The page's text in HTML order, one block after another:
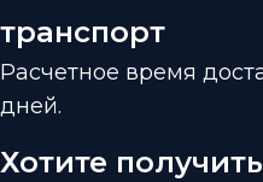
транспорт
Расчетное время
дней.
Хотите